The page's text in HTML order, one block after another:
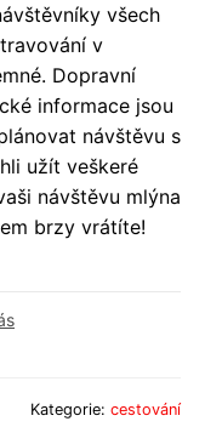
všech
v
Dopravní
informace jsou
návštěvu s
užít veškeré
návštěvu mlýna
brzy vrátíte!
Kategorie: cestování